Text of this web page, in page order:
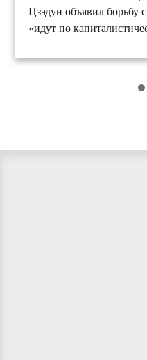
Цзэдун объявил борьбу
«идут по